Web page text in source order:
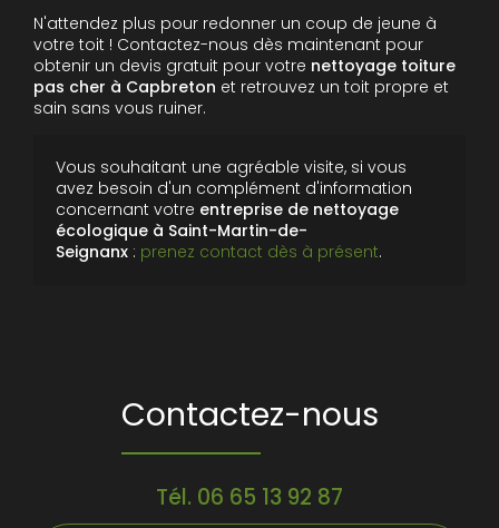
N'attendez plus pour redonner un coup de jeune à
votre toit ! Contactez-nous dès maintenant pour
obtenir un devis gratuit pour votre nettoyage toiture
pas cher à Capbreton et retrouvez un toit propre et
sain sans vous ruiner.
Vous souhaitant une agréable visite, si vous
avez besoin d'un complément d'information
concernant votre entreprise de nettoyage
écologique à Saint-Martin-de-
Seignanx : prenez contact dès à présent.
Contactez-nous
Tél. 06 65 13 92 87